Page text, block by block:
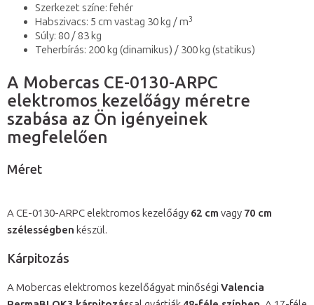
Szerkezet színe: fehér
Habszivacs: 5 cm vastag 30 kg / m3
Súly: 80 / 83 kg
Teherbírás: 200 kg (dinamikus) / 300 kg (statikus)
A Mobercas CE-0130-ARPC
elektromos kezelőágy méretre
szabása az Ön igényeinek
megfelelően
Méret
A CE-0130-ARPC elektromos kezelőágy 62 cm vagy 70 cm
szélességben készül.
Kárpitozás
A Mobercas elektromos kezelőágyat minőségi Valencia